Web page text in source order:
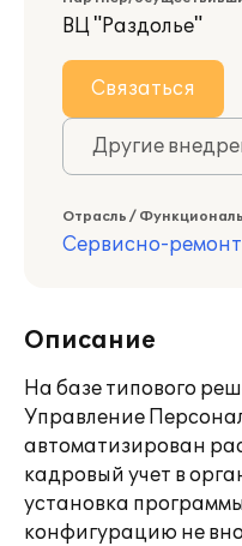
ВЦ "Раздолье"
Связаться
Другие
Отрасль /
Сервисно-
Описание
На базе типового
Управление
автоматизирован
кадровый учет в
установка
конфигурацию не